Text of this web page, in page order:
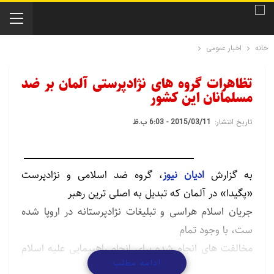
خانه اخبار عمومی
تظاهرات گروه های نژادپرستی آلمان بر ضد
مسلمانان این کشور
تاریخ انتشار: 2015/03/11 - 6:03 ب.ظ
به گزارش ادیان نیوز، گروه ضد اسلامی و نژادپرست
«پگیدا» در آلمان که تبدیل به اصلی ترین رهبر
جریان اسلام هراسی و تبلیغات نژادپرستانه در اروپا شده
ست، با وجود تمام
مخالفت های انجام شده برای انجام راهپیمایی علیه اسلام
ادامه مطلب